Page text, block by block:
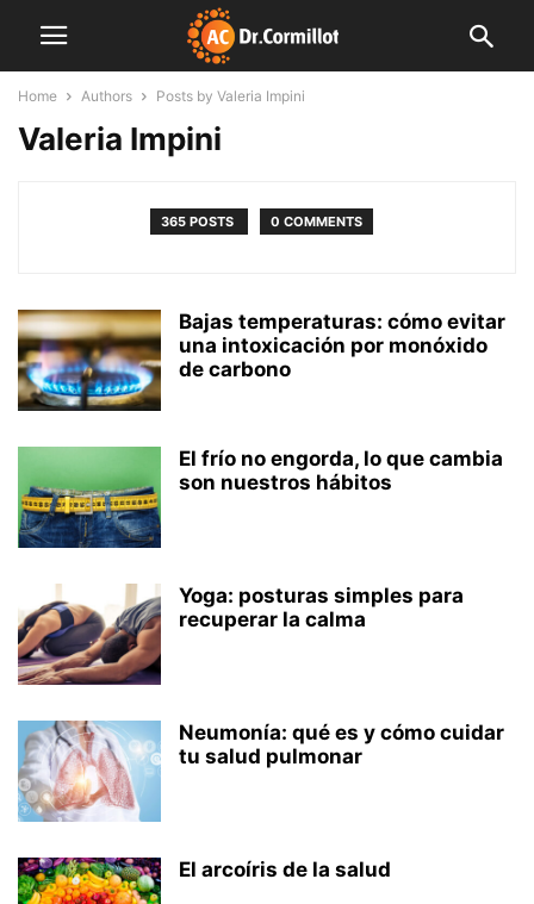
Home Authors Posts by Valeria Impini
Valeria Impini
365 POSTS 0 COMMENTS
Bajas temperaturas: cómo evitar
una intoxicación por monóxido
de carbono
El frío no engorda, lo que cambia
son nuestros hábitos
Yoga: posturas simples para
recuperar la calma
Neumonía: qué es y cómo cuidar
tu salud pulmonar
El arcoíris de la salud